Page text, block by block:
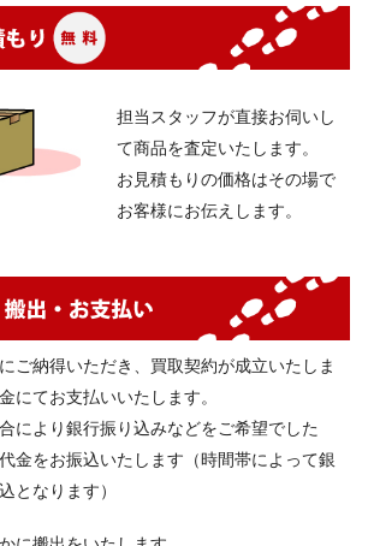
担当スタッフが直接お伺いし
て商品を査定いたします。
お見積もりの価格はその場で
お客様にお伝えします。
ご納得いただき、買取契約が成立いたしま
にてお支払いいたします。
により銀行振り込みなどをご希望でした
金をお振込いたします（時間帯によって銀
となります）